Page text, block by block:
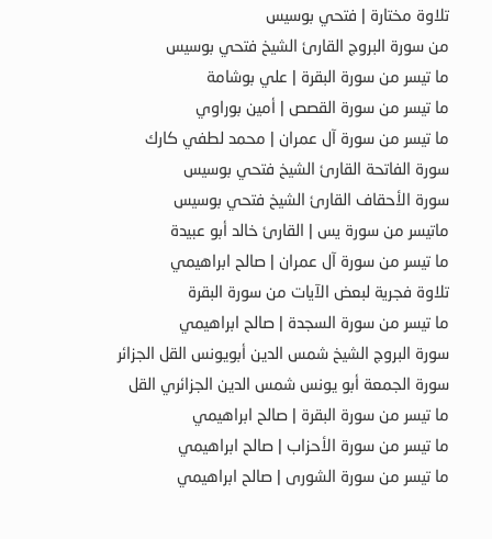
تلاوة مختارة | فتحي بوسيس
من سورة البروج القارئ الشيخ فتحي بوسيس
ما تيسر من سورة البقرة | علي بوشامة
ما تيسر من سورة القصص | أمين بوراوي
ما تيسر من سورة آل عمران | محمد لطفي كارك
سورة الفاتحة القارئ الشيخ فتحي بوسيس
سورة الأحقاف القارئ الشيخ فتحي بوسيس
ماتيسر من سورة يس | القارئ خالد أبو عبيدة
ما تيسر من سورة آل عمران | صالح ابراهيمي
تلاوة فجرية لبعض الآيات من سورة البقرة
ما تيسر من سورة السجدة | صالح ابراهيمي
سورة البروج الشيخ شمس الدين أبويونس القل الجزائر
سورة الجمعة أبو يونس شمس الدين الجزائري القل
ما تيسر من سورة البقرة | صالح ابراهيمي
ما تيسر من سورة الأحزاب | صالح ابراهيمي
ما تيسر من سورة الشورى | صالح ابراهيمي